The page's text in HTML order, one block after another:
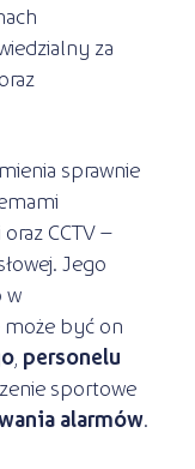
za
sprawnie
CCTV –
Jego
w
może być on
, personelu
sportowe
alarmów.